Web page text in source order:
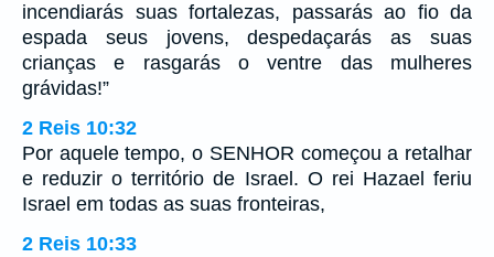
incendiarás suas fortalezas, passarás ao fio da
espada seus jovens, despedaçarás as suas
crianças e rasgarás o ventre das mulheres
grávidas!”
2 Reis 10:32
Por aquele tempo, o SENHOR começou a retalhar
e reduzir o território de Israel. O rei Hazael feriu
Israel em todas as suas fronteiras,
2 Reis 10:33